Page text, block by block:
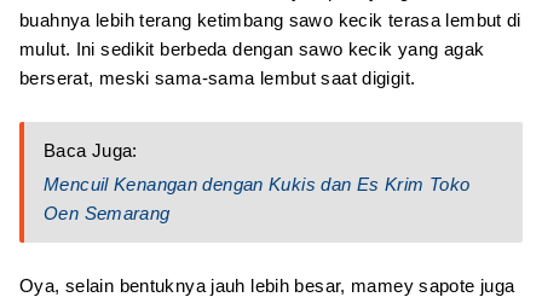
buahnya lebih terang ketimbang sawo kecik terasa lembut di
mulut. Ini sedikit berbeda dengan sawo kecik yang agak
berserat, meski sama-sama lembut saat digigit.
Baca Juga:
Mencuil Kenangan dengan Kukis dan Es Krim Toko
Oen Semarang
Oya, selain bentuknya jauh lebih besar, mamey sapote juga